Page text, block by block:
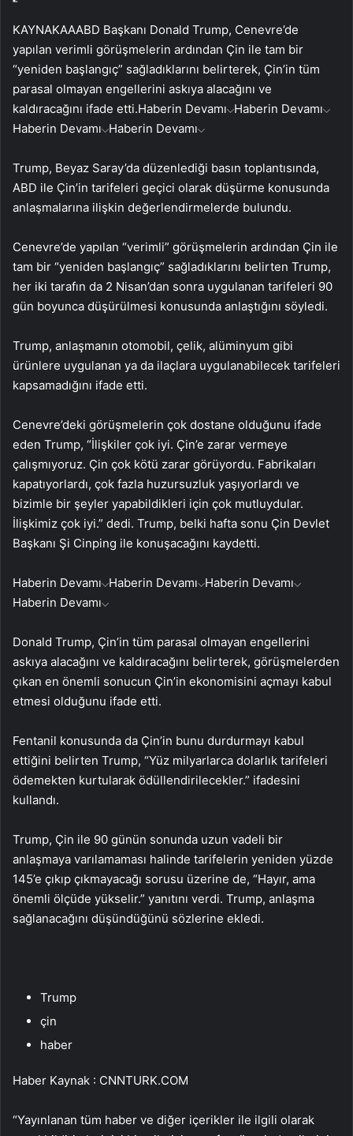
KAYNAKAAABD Başkanı Donald Trump, Cenevre’de
yapılan verimli görüşmelerin ardından Çin ile tam bir
“yeniden başlangıç” sağladıklarını belirterek, Çin’in tüm
parasal olmayan engellerini askıya alacağını ve
kaldıracağını ifade etti.Haberin Devamı Haberin Devamı
Haberin Devamı Haberin Devamı
Trump, Beyaz Saray’da düzenlediği basın toplantısında,
ABD ile Çin’in tarifeleri geçici olarak düşürme konusunda
anlaşmalarına ilişkin değerlendirmelerde bulundu.
Cenevre’de yapılan “verimli” görüşmelerin ardından Çin ile
tam bir “yeniden başlangıç” sağladıklarını belirten Trump,
her iki tarafın da 2 Nisan’dan sonra uygulanan tarifeleri 90
gün boyunca düşürülmesi konusunda anlaştığını söyledi.
Trump, anlaşmanın otomobil, çelik, alüminyum gibi
ürünlere uygulanan ya da ilaçlara uygulanabilecek tarifeleri
kapsamadığını ifade etti.
Cenevre’deki görüşmelerin çok dostane olduğunu ifade
eden Trump, “İlişkiler çok iyi. Çin’e zarar vermeye
çalışmıyoruz. Çin çok kötü zarar görüyordu. Fabrikaları
kapatıyorlardı, çok fazla huzursuzluk yaşıyorlardı ve
bizimle bir şeyler yapabildikleri için çok mutluydular.
İlişkimiz çok iyi.” dedi. Trump, belki hafta sonu Çin Devlet
Başkanı Şi Cinping ile konuşacağını kaydetti.
Haberin Devamı Haberin Devamı Haberin Devamı
Haberin Devamı
Donald Trump, Çin’in tüm parasal olmayan engellerini
askıya alacağını ve kaldıracağını belirterek, görüşmelerden
çıkan en önemli sonucun Çin’in ekonomisini açmayı kabul
etmesi olduğunu ifade etti.
Fentanil konusunda da Çin’in bunu durdurmayı kabul
ettiğini belirten Trump, “Yüz milyarlarca dolarlık tarifeleri
ödemekten kurtularak ödüllendirilecekler.” ifadesini
kullandı.
Trump, Çin ile 90 günün sonunda uzun vadeli bir
anlaşmaya varılamaması halinde tarifelerin yeniden yüzde
145’e çıkıp çıkmayacağı sorusu üzerine de, “Hayır, ama
önemli ölçüde yükselir.” yanıtını verdi. Trump, anlaşma
sağlanacağını düşündüğünü sözlerine ekledi.
Trump
çin
haber
Haber Kaynak : CNNTURK.COM
“Yayınlanan tüm haber ve diğer içerikler ile ilgili olarak